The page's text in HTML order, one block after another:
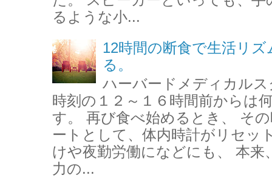
るような小...
12時間の断食で生活リ
る。
ハーバードメディカル
時刻の１２～１６時間前からは
す。 再び食べ始めるとき、 そ
ートとして、体内時計がリセッ
けや夜勤労働になどにも、 本
力の...